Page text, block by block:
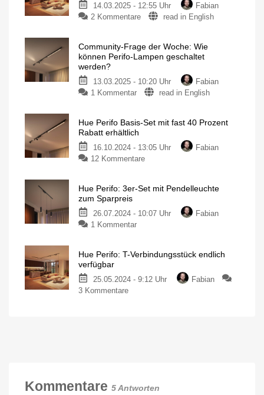
14.03.2025 - 12:55 Uhr
Fabian
2 Kommentarezu
Perifo:
Leuchtmittel
ein
T-
anbringen
für
und
read in English
Community-Frage der Woche: Wie
können Perifo-Lampen geschaltet
werden?
13.03.2025 - 10:20 Uhr
Fabian
1 Kommentarzu
der
Woche:
Wie
können
geschaltet
Das
von
read in English
Hue Perifo Basis-Set mit fast 40 Prozent
Rabatt erhältlich
16.10.2024 - 13:05 Uhr
Fabian
12 Kommentarezu
Basis-
mit
Rabatt
Mit
Hue Perifo: 3er-Set mit Pendelleuchte
zum Sparpreis
26.07.2024 - 10:07 Uhr
Fabian
1 Kommentarzu
3er-
mit
Hue Perifo: T-Verbindungsstück endlich
verfügbar
25.05.2024 - 9:12 Uhr
Fabian
3 Kommentarezu
erhältlich
Kommentare 5 Antworten